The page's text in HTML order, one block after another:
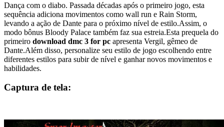
Dança com o diabo. Passada décadas após o primeiro jogo, esta
sequência adiciona movimentos como wall run e Rain Storm,
levando a ação de Dante para o próximo nível de estilo.Assim, o
modo bônus Bloody Palace também faz sua estreia.Esta prequela do
primeiro download dmc 3 for pc apresenta Vergil, gêmeo de
Dante.Além disso, personalize seu estilo de jogo escolhendo entre
diferentes estilos para subir de nível e ganhar novos movimentos e
habilidades.
Captura de tela: